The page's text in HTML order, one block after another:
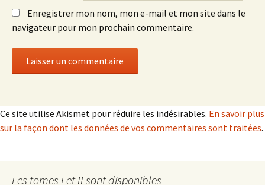
Enregistrer mon nom, mon e-mail et mon site dans le
navigateur pour mon prochain commentaire.
Ce site utilise Akismet pour réduire les indésirables. En savoir plus
sur la façon dont les données de vos commentaires sont traitées.
Les tomes I et II sont disponibles